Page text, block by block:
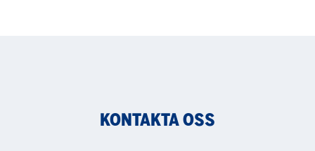
KONTAKTA OSS